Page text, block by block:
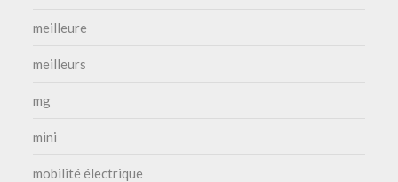
meilleure
meilleurs
mg
mini
mobilité électrique